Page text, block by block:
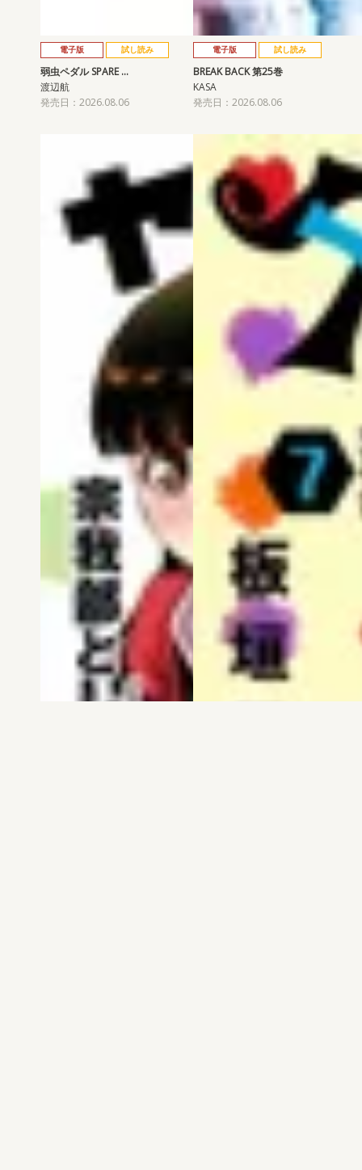
電子版 試し読み
弱虫ペダル SPARE …
渡辺航
発売日：2026.08.06
電子版 試し読み
BREAK BACK 第25巻
KASA
発売日：2026.08.06